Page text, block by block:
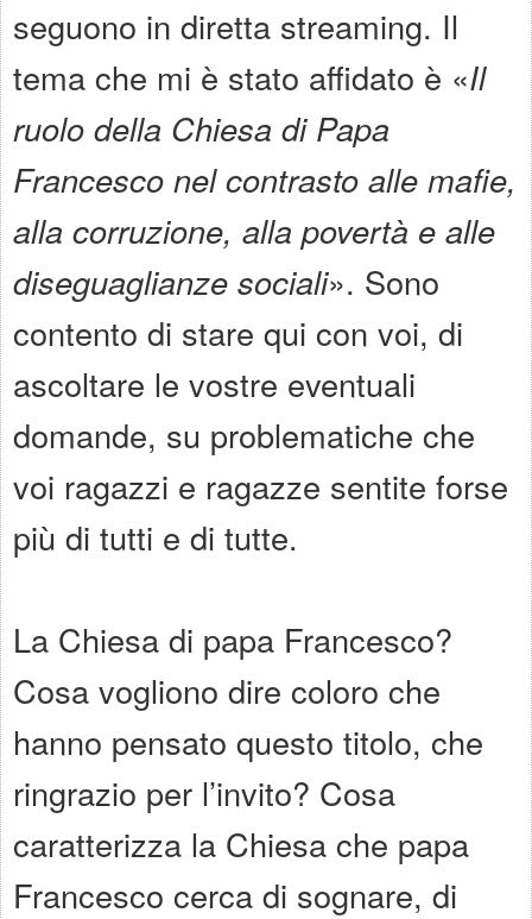
seguono in diretta streaming. Il
tema che mi è stato affidato è «Il
ruolo della Chiesa di Papa
Francesco nel contrasto alle mafie,
alla corruzione, alla povertà e alle
diseguaglianze sociali». Sono
contento di stare qui con voi, di
ascoltare le vostre eventuali
domande, su problematiche che
voi ragazzi e ragazze sentite forse
più di tutti e di tutte.
La Chiesa di papa Francesco?
Cosa vogliono dire coloro che
hanno pensato questo titolo, che
ringrazio per l’invito? Cosa
caratterizza la Chiesa che papa
Francesco cerca di sognare, di